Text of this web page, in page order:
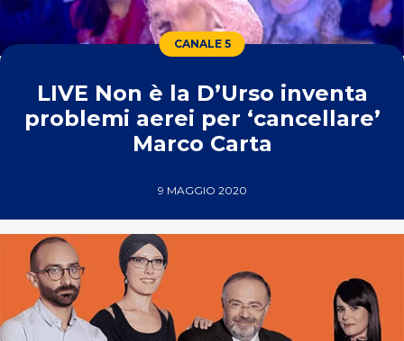
CANALE 5
LIVE Non è la D’Urso inventa
problemi aerei per ‘cancellare’
Marco Carta
9 MAGGIO 2020